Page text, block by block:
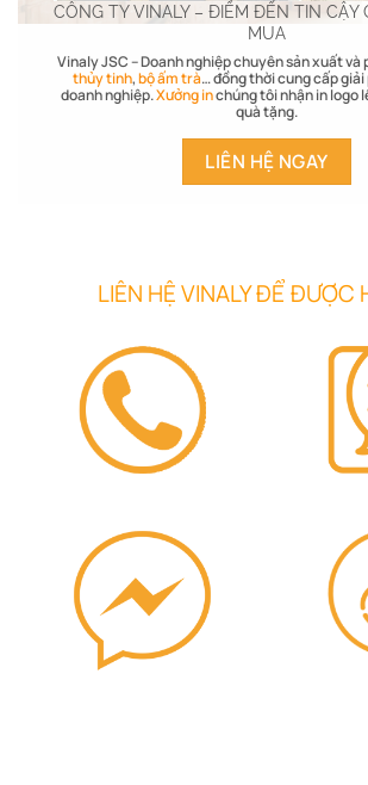
CÔNG TY VINALY – ĐIỂM ĐẾN TIN CẬY
MUA
Vinaly JSC – Doanh nghiệp chuyên sản xuất và
thủy tinh,bộ ấm trà… đồng thời cung cấp
doanh nghiệp.Xưởng inchúng tôi nhận in logo
quà tặng.
LIÊN HỆ NGAY
LIÊN HỆ VINALY ĐỂ ĐƯỢC